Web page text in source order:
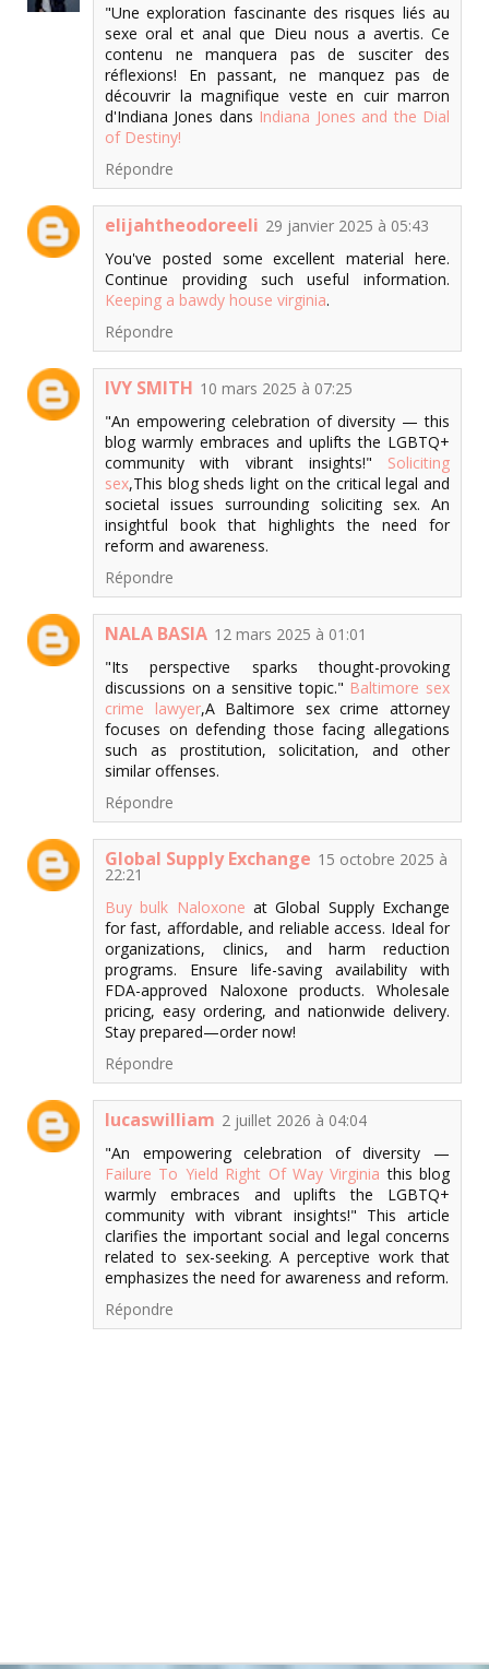
"Une exploration fascinante des risques liés au
sexe oral et anal que Dieu nous a avertis. Ce
contenu ne manquera pas de susciter des
réflexions! En passant, ne manquez pas de
découvrir la magnifique veste en cuir marron
d'Indiana Jones dans Indiana Jones and the Dial
of Destiny!
Répondre
elijahtheodoreeli 29 janvier 2025 à 05:43
You've posted some excellent material here.
Continue providing such useful information.
Keeping a bawdy house virginia.
Répondre
IVY SMITH 10 mars 2025 à 07:25
"An empowering celebration of diversity — this
blog warmly embraces and uplifts the LGBTQ+
community with vibrant insights!" Soliciting
sex,This blog sheds light on the critical legal and
societal issues surrounding soliciting sex. An
insightful book that highlights the need for
reform and awareness.
Répondre
NALA BASIA 12 mars 2025 à 01:01
"Its perspective sparks thought-provoking
discussions on a sensitive topic." Baltimore sex
crime lawyer,A Baltimore sex crime attorney
focuses on defending those facing allegations
such as prostitution, solicitation, and other
similar offenses.
Répondre
Global Supply Exchange 15 octobre 2025 à
22:21
Buy bulk Naloxone at Global Supply Exchange
for fast, affordable, and reliable access. Ideal for
organizations, clinics, and harm reduction
programs. Ensure life-saving availability with
FDA-approved Naloxone products. Wholesale
pricing, easy ordering, and nationwide delivery.
Stay prepared—order now!
Répondre
lucaswilliam 2 juillet 2026 à 04:04
"An empowering celebration of diversity —
Failure To Yield Right Of Way Virginia this blog
warmly embraces and uplifts the LGBTQ+
community with vibrant insights!" This article
clarifies the important social and legal concerns
related to sex-seeking. A perceptive work that
emphasizes the need for awareness and reform.
Répondre